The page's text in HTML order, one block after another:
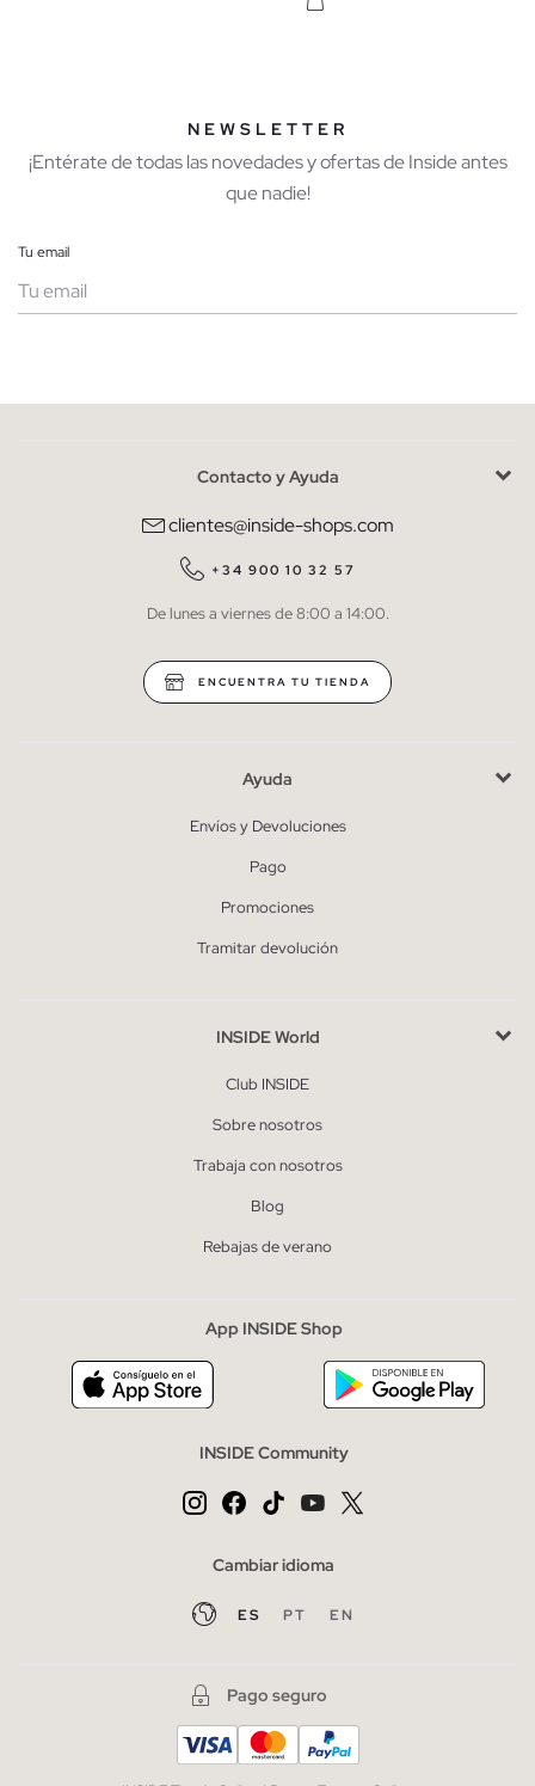
NEWSLETTER
¡Entérate de todas las novedades y ofertas de Inside antes
que nadie!
Tu email
He leído y entiendo lapolítica de privacidad
QUIERO SUSCRIBIRME
* Puedes cancelar la suscripción en cualquier momento.
Contacto y Ayuda
clientes@inside-shops.com
+34 900 10 32 57
De lunes a viernes de 8:00 a 14:00.
ENCUENTRA TU TIENDA
Ayuda
Envíos y Devoluciones
Pago
Promociones
Tramitar devolución
INSIDE World
Club INSIDE
Sobre nosotros
Trabaja con nosotros
Blog
Rebajas de verano
App INSIDE Shop
INSIDE Community
Cambiar idioma
ES PT EN
Pago seguro